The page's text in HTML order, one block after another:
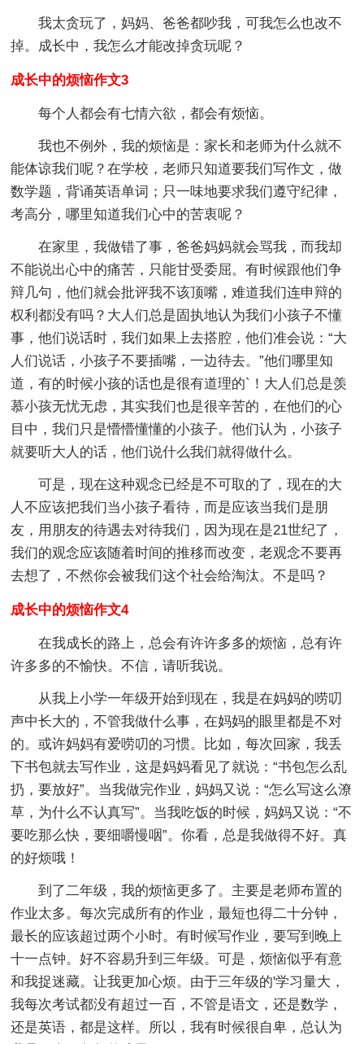
我太贪玩了，妈妈、爸爸都吵我，可我怎么也改不
掉。成长中，我怎么才能改掉贪玩呢？
成长中的烦恼作文3
每个人都会有七情六欲，都会有烦恼。
我也不例外，我的烦恼是：家长和老师为什么就不
能体谅我们呢？在学校，老师只知道要我们写作文，做
数学题，背诵英语单词；只一味地要求我们遵守纪律，
考高分，哪里知道我们心中的苦衷呢？
在家里，我做错了事，爸爸妈妈就会骂我，而我却
不能说出心中的痛苦，只能甘受委屈。有时候跟他们争
辩几句，他们就会批评我不该顶嘴，难道我们连申辩的
权利都没有吗？大人们总是固执地认为我们小孩子不懂
事，他们说话时，我们如果上去搭腔，他们准会说：“大
人们说话，小孩子不要插嘴，一边待去。”他们哪里知
道，有的时候小孩的话也是很有道理的`！大人们总是羡
慕小孩无忧无虑，其实我们也是很辛苦的，在他们的心
目中，我们只是懵懵懂懂的小孩子。他们认为，小孩子
就要听大人的话，他们说什么我们就得做什么。
可是，现在这种观念已经是不可取的了，现在的大
人不应该把我们当小孩子看待，而是应该当我们是朋
友，用朋友的待遇去对待我们，因为现在是21世纪了，
我们的观念应该随着时间的推移而改变，老观念不要再
去想了，不然你会被我们这个社会给淘汰。不是吗？
成长中的烦恼作文4
在我成长的路上，总会有许许多多的烦恼，总有许
许多多的不愉快。不信，请听我说。
从我上小学一年级开始到现在，我是在妈妈的唠叨
声中长大的，不管我做什么事，在妈妈的眼里都是不对
的。或许妈妈有爱唠叨的习惯。比如，每次回家，我丢
下书包就去写作业，这是妈妈看见了就说：“书包怎么乱
扔，要放好”。当我做完作业，妈妈又说：“怎么写这么潦
草，为什么不认真写”。当我吃饭的时候，妈妈又说：“不
要吃那么快，要细嚼慢咽”。你看，总是我做得不好。真
的好烦哦！
到了二年级，我的烦恼更多了。主要是老师布置的
作业太多。每次完成所有的作业，最短也得二十分钟，
最长的应该超过两个小时。有时候写作业，要写到晚上
十一点钟。好不容易升到三年级。可是，烦恼似乎有意
和我捉迷藏。让我更加心烦。由于三年级的'学习量大，
我每次考试都没有超过一百，不管是语文，还是数学，
还是英语，都是这样。所以，我有时候很自卑，总认为